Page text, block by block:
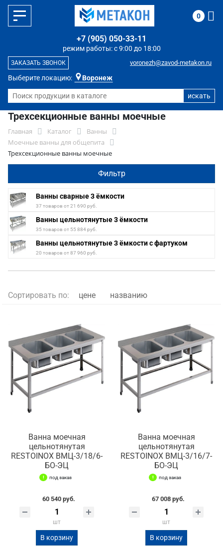
Выберите локацию: Воронеж
режим работы: с 9:00 до 18:00
+7 (905) 050-33-11
voronezh@zavod-metakon.ru
ЗАКАЗАТЬ ЗВОНОК
0
Трехсекционные ванны моечные
Главная Каталог
Ванны
Моечные ванны для общепита
Трехсекционные ванны моечные
Фильтр
Ванны сварные 3 ёмкости
37 товаров от 21 690 руб.
Ванны цельнотянутые 3 ёмкости
35 товаров от 55 884 руб.
Ванны цельнотянутые 3 ёмкости с фартуком
20 товаров от 87 960 руб.
Сортировать по: цене названию
Ванна моечная
цельнотянутая
RESTOINOX ВМЦ-3/18/6-
БО-ЭЦ
под заказ
60 540 руб.
шт
В корзину
Ванна моечная
цельнотянутая
RESTOINOX ВМЦ-3/16/7-
БО-ЭЦ
под заказ
67 008 руб.
шт
В корзину